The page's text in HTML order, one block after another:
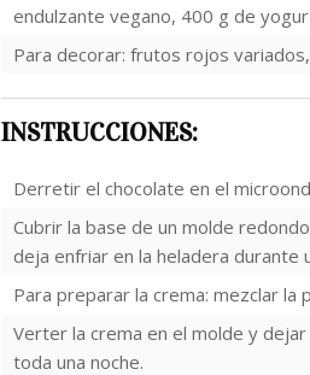
endulzante vegano, 400 g de
Para decorar: frutos rojos
INSTRUCCIONES:
Derretir el chocolate en el
Cubrir la base de un molde
deja enfriar en la heladera durante
Para preparar la crema: mezclar la
Verter la crema en el molde y
toda una noche.